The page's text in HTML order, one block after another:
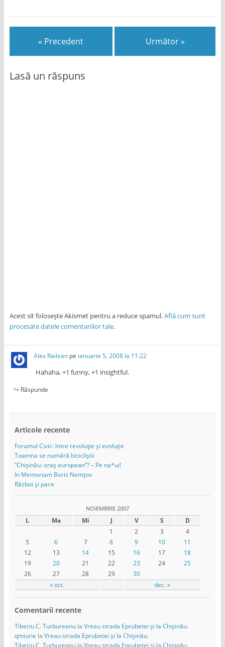
« Precedent Următor »
Lasă un răspuns
Acest sit folosește Akismet pentru a reduce spamul.Află cum sunt
procesate datele comentariilor tale.
Alex Railean pe ianuarie 5, 2008 la 11:22
Hahaha, +1 funny, +1 insightful.
Răspunde
Articole recente
Forumul Civic: între revoluție și evoluție
Toamna se numără bicicliștii
”Chișinău: oraș european”? – Pe na*ui!
In Memoriam Boris Nemțov
Război și pace
NOIEMBRIE 2007
L Ma Mi J V S D
« oct. dec. »
1 2 3
4
5
6 7 8 9 10
11
12
13 14 15 16 17
18
19
20 21 22 23 24
25
26
27 28 29 30
Comentarii recente
Tiberiu C. Turbureanula Vreau strada Eprubetei și la Chișinău.
qmiurie la Vreau strada Eprubetei și la Chișinău.
Tiberiu C. Turbureanula Vreau strada Eprubetei și la Chișinău.